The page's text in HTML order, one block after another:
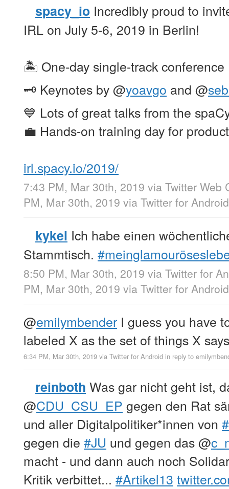
spacy_io Incredibly proud to
IRL on July 5-6, 2019 in Berlin!
🏝 One-day single-track conference
🗝 Keynotes by@yoavgo and @
💙 Lots of great talks from the
💼 Hands-on training day for
irl.spacy.io/2019/
7:43 PM, Mar 30th, 2019 via Twitter Web
PM, Mar 30th, 2019 via Twitter for Android
kykel Ich habe einen
Stammtisch.
8:50 PM, Mar 30th, 2019 via Twitter for
PM, Mar 30th, 2019 via Twitter for Android
@emilymbender I guess you have
labeled X as the set of things X
6:34 PM, Mar 30th, 2019 via Twitter for Android in reply to
reinboth Was gar nicht geht ist,
@CDU_CSU_EP gegen den Rat
und aller Digitalpolitiker*innen von
gegen die #JU und gegen das@
macht - und dann auch noch
Kritik verbittet... #Artikel13